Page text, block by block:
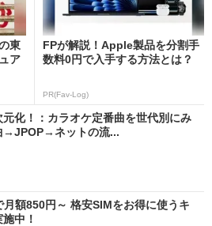
東
ア
FPが解説！Apple製品を分割手
数料0円で入手する方法とは？
PR(Fav-Log)
元化！：カラオケ定番曲を世代別にみ
→JPOP→ネットの流...
月額850円～ 格安SIMをお得に使うキ
中！